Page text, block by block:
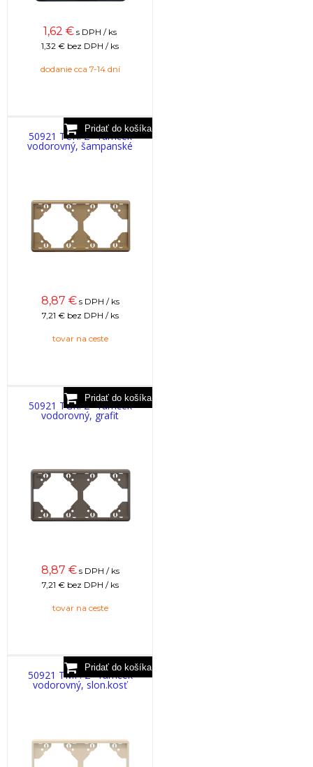
1,62 € s DPH / ks
1,32 € bez DPH / ks
dodanie cca 7-14 dní
50921 TCH: 2 - rámček
vodorovný, šampanské
8,87 € s DPH / ks
7,21 € bez DPH / ks
tovar na ceste
50921 TGR: 2 - rámček
vodorovný, grafit
8,87 € s DPH / ks
7,21 € bez DPH / ks
tovar na ceste
50921 TMF: 2 - rámček
vodorovný, slon.kosť